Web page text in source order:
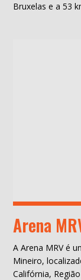
Bruxelas e a 53
Arena
A Arena MRV é
Mineiro,
Califórnia,